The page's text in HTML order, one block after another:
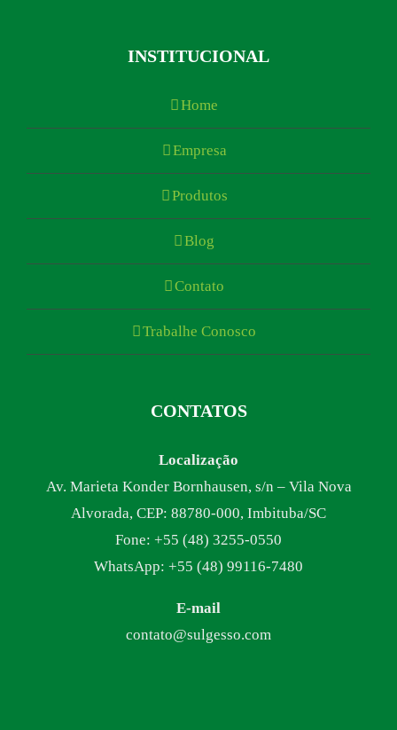
INSTITUCIONAL
Home
Empresa
Produtos
Blog
Contato
Trabalhe Conosco
CONTATOS
Localização
Av. Marieta Konder Bornhausen, s/n – Vila Nova
Alvorada, CEP: 88780-000, Imbituba/SC
Fone: +55 (48) 3255-0550
WhatsApp: +55 (48) 99116-7480
E-mail
contato@sulgesso.com